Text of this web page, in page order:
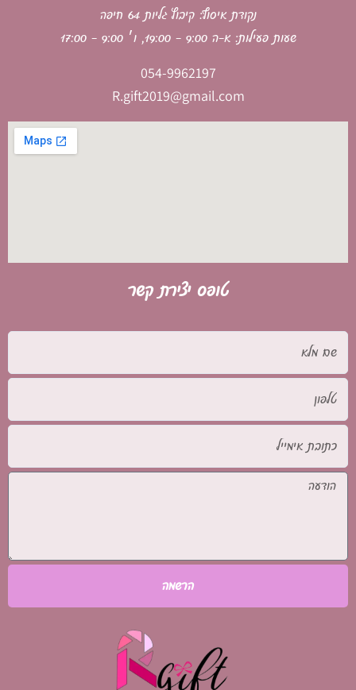
נקודת איסוף: קיבוץ גליות 64 חיפה
שעות פעילות: א-ה 9:00 - 19:00, ו׳ 9:00 - 17:00
054-9962197
R.gift2019@gmail.com
טופס יצירת קשר
מלא
אימייל
הודעה
הרשמה